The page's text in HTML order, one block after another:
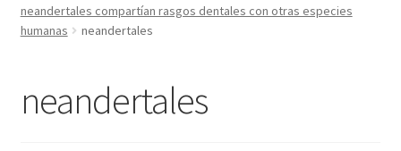
neandertales compartían rasgos dentales con otras especies
humanas
neandertales
neandertales